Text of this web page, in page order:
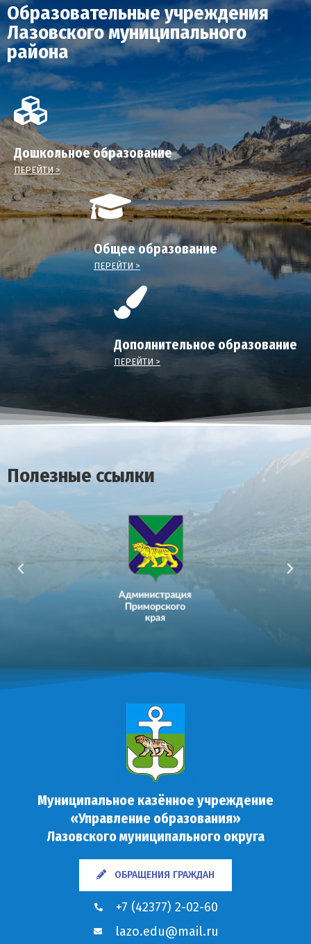
Образовательные учреждения
Лазовского муниципального
района
Дошкольное образование
ПЕРЕЙТИ >
Общее образование
ПЕРЕЙТИ >
Дополнительное образование
ПЕРЕЙТИ >
Полезные ссылки
Муниципальное казённое учреждение
«Управление образования»
Лазовского муниципального округа
ОБРАЩЕНИЯ ГРАЖДАН
+7 (42377) 2-02-60
lazo.edu@mail.ru